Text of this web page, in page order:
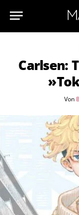
Carlsen:
Von